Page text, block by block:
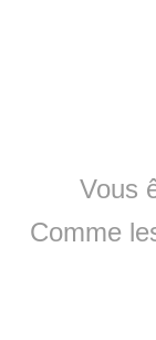
Vous
Comme